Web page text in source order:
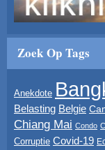
Zoek Op Tags
Anekdote
Belasting Belgie
Chiang Mai Condo
Corruptie Covid-19